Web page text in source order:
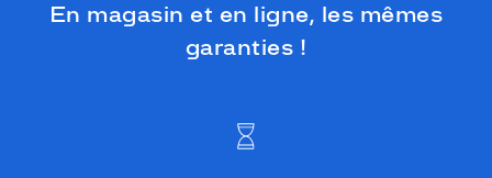
En magasin et en ligne, les mêmes
garanties !